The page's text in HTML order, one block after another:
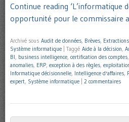
Continue reading ‘L’informatique
opportunité pour le commissaire
Archivé sous Audit de données Brèves
Système informatique
Taggé Aide à la décision
BI business intelligence certification des comptes
anomalies ERP exception à des règles
Informatique décisionnelle Intelligence d'affaires
expert Système informatique 2 commentaires